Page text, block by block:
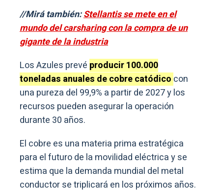
//Mirá también:Stellantis se mete en el
mundo del carsharing con la compra de un
gigante de la industria
Los Azules prevé producir 100.000
toneladas anuales de cobre catódico con
una pureza del 99,9% a partir de 2027 y los
recursos pueden asegurar la operación
durante 30 años.
El cobre es una materia prima estratégica
para el futuro de la movilidad eléctrica y se
estima que la demanda mundial del metal
conductor se triplicará en los próximos años.